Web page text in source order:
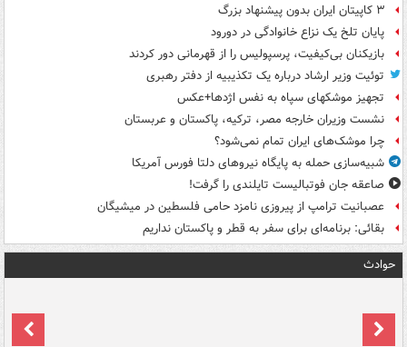
۳ کاپیتان ایران بدون پیشنهاد بزرگ
پایان تلخ یک نزاع خانوادگی در دورود
بازیکنان بی‌کیفیت، پرسپولیس را از قهرمانی دور کردند
توئیت وزیر ارشاد درباره یک تکذیبیه از دفتر رهبری
تجهیز موشکهای سپاه به نفس اژدها+عکس
نشست وزیران خارجه مصر، ترکیه، پاکستان و عربستان
چرا موشک‌های ایران تمام نمی‌شود؟
شبیه‌سازی حمله به پایگاه نیروهای دلتا فورس آمریکا
صاعقه جان فوتبالیست تایلندی را گرفت!
عصبانیت ترامپ از پیروزی نامزد حامی فلسطین در میشیگان
بقائی: برنامه‌ای برای سفر به قطر و پاکستان نداریم
حوادث